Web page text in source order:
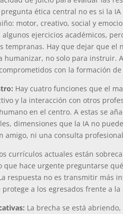
ética central no es si la
motor, creativo, social y
ejercicios académicos,
tempranas. Hay que dejar que
humanizar, no solo para instruir.
con la formación
Hay cuatro funciones que el
y la interacción con otros
en el centro. A estas se
dimensiones que la IA no
amigo, ni una consulta
currículos actuales están
que hace urgente preguntarse
respuesta no es transmitir más
protege a los egresados frente a
La brecha se está